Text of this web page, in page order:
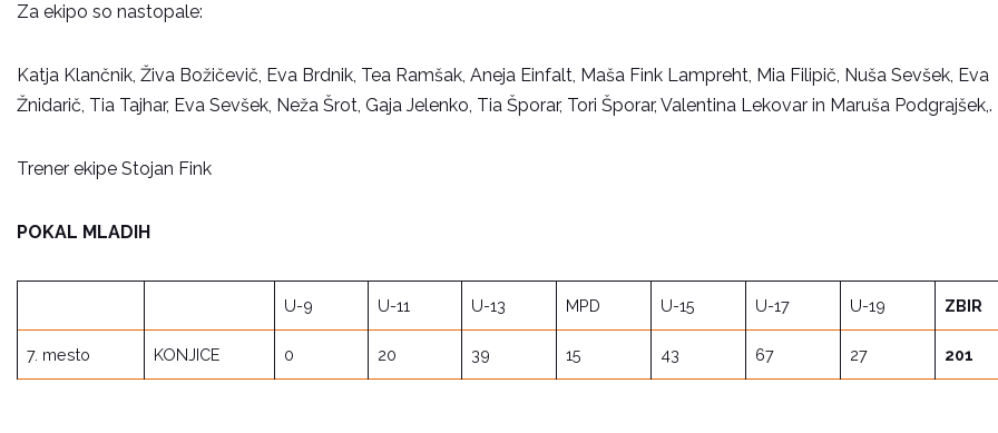
Za ekipo so nastopale:
Katja Klančnik, Živa Božičevič, Eva Brdnik, Tea Ramšak, Aneja Einfalt, Maša Fink Lampreht, Mia Filipič, Nuša Sevšek, Eva
Žnidarič, Tia Tajhar, Eva Sevšek, Neža Šrot, Gaja Jelenko, Tia Šporar, Tori Šporar, Valentina Lekovar in Maruša Podgrajšek,.
Trener ekipe Stojan Fink
POKAL MLADIH
U-9 U-11 U-13 MPD U-15 U-17 U-19 ZBIR
7. mesto KONJICE 0 20 39 15 43 67 27 201